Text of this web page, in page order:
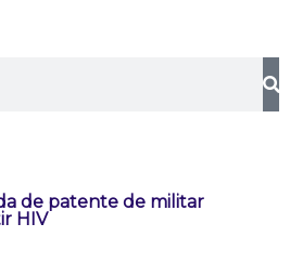
de patente de militar
HIV